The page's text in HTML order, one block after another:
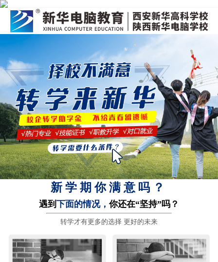
新学期你满意吗？
SHAANXI XINHUA COMPUTER SCHOOL
遇到 下面的情况，你还在“坚持”吗？
转学才有更多的选择 更好的未来